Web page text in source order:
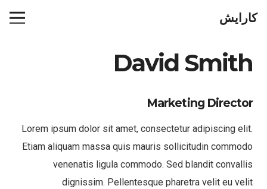
کارایش
David Smith
Marketing Director
Lorem ipsum dolor sit amet, consectetur adipiscing elit.
Etiam aliquam massa quis mauris sollicitudin commodo
venenatis ligula commodo. Sed blandit convallis
dignissim. Pellentesque pharetra velit eu velit